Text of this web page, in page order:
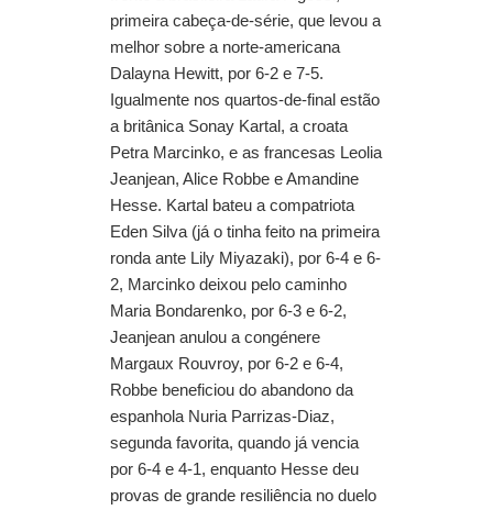
primeira cabeça-de-série, que levou a
melhor sobre a norte-americana
Dalayna Hewitt, por 6-2 e 7-5.
Igualmente nos quartos-de-final estão
a britânica Sonay Kartal, a croata
Petra Marcinko, e as francesas Leolia
Jeanjean, Alice Robbe e Amandine
Hesse. Kartal bateu a compatriota
Eden Silva (já o tinha feito na primeira
ronda ante Lily Miyazaki), por 6-4 e 6-
2, Marcinko deixou pelo caminho
Maria Bondarenko, por 6-3 e 6-2,
Jeanjean anulou a congénere
Margaux Rouvroy, por 6-2 e 6-4,
Robbe beneficiou do abandono da
espanhola Nuria Parrizas-Diaz,
segunda favorita, quando já vencia
por 6-4 e 4-1, enquanto Hesse deu
provas de grande resiliência no duelo